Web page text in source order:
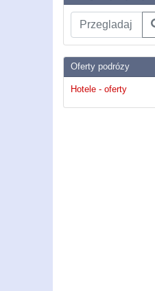
Oferty podrózy
Hotele - oferty